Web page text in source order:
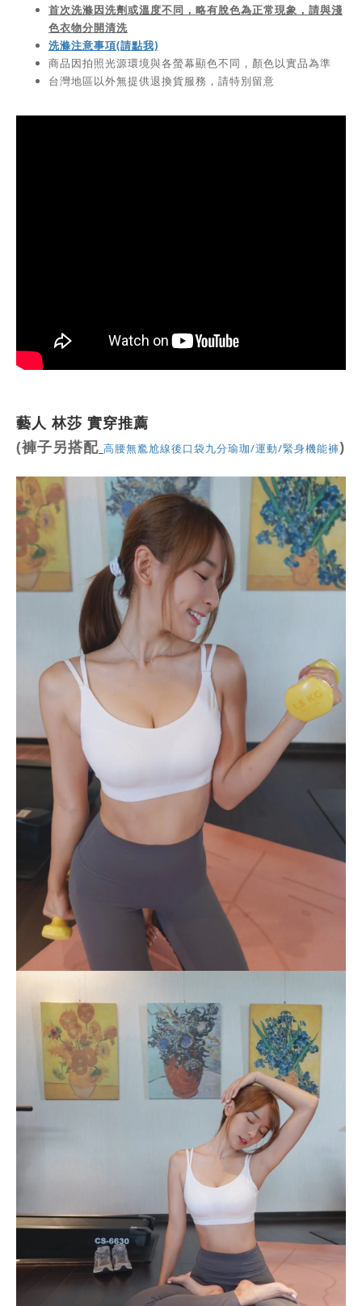
首次洗滌因洗劑或溫度不同，略有脫色為正常現象，請與淺
色衣物分開清洗
洗滌注意事項(請點我)
商品因拍照光源環境與各螢幕顯色不同，顏色以實品為準
台灣地區以外無提供退換貨服務，請特別留意
藝人 林莎 實穿推薦
(褲子另搭配 高腰無尷尬線後口袋九分瑜珈/運動/緊身機能褲)